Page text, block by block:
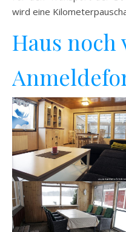
wird eine
Haus noch